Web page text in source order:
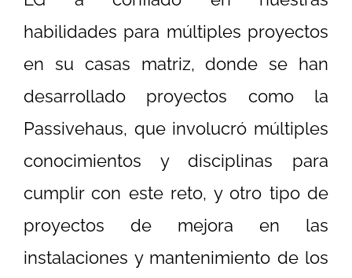
habilidades para múltiples proyectos
en su casas matriz, donde se han
desarrollado proyectos como la
Passivehaus, que involucró múltiples
conocimientos y disciplinas para
cumplir con este reto, y otro tipo de
proyectos de mejora en las
instalaciones y mantenimiento de los